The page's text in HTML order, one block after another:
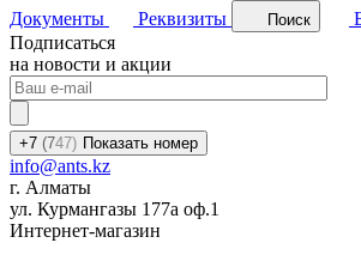
Документы
Реквизиты Поиск
Подписаться
на новости и акции
+7 (747) Показать номер
info@ants.kz
г. Алматы
ул. Курмангазы 177а оф.1
Интернет-магазин